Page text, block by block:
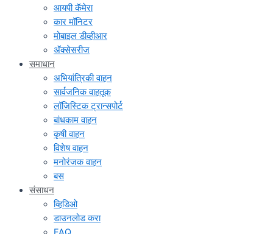
आयपी कॅमेरा
कार मॉनिटर
मोबाइल डीव्हीआर
अ‍ॅक्सेसरीज
समाधान
अभियांत्रिकी वाहन
सार्वजनिक वाहतूक
लॉजिस्टिक ट्रान्सपोर्ट
बांधकाम वाहन
कृषी वाहन
विशेष वाहन
मनोरंजक वाहन
बस
संसाधन
व्हिडिओ
डाउनलोड करा